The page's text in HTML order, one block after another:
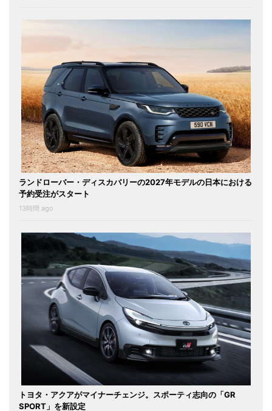
ランドローバー・ディスカバリーの2027年モデルの日本における
予約受注がスタート
13時間 ago
トヨタ・アクアがマイナーチェンジ。スポーティ志向の「GR
SPORT」を新設定